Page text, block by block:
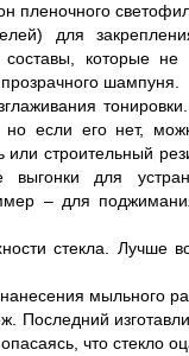
пленочного
для
составы, которые
шампуня.
если его нет,
или строительный
выгонки для
– для
стекла. Лучше
мыльного
Последний
что стекло